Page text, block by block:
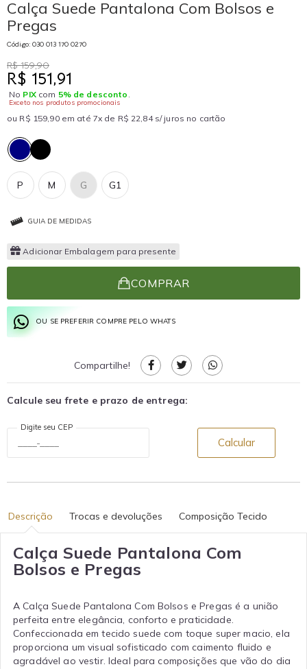
Calça Suede Pantalona Com Bolsos e
Pregas
Código: 030 013 170 0270
R$ 159,90
R$ 151,91
No PIXcom 5% de desconto .
Exceto nos produtos promocionais
ou R$ 159,90 em até 7x de R$ 22,84 s/ juros no cartão
G1
G
P M
GUIA DE MEDIDAS
Adicionar Embalagem para presente
COMPRAR
OU SE PREFERIR COMPRE PELO WHATS
Compartilhe!
Calcule seu frete e prazo de entrega:
Digite seu CEP
Calcular
Descrição Trocas e devoluções Composição Tecido
Calça Suede Pantalona Com
Bolsos e Pregas
A Calça Suede Pantalona Com Bolsos e Pregas é a união
perfeita entre elegância, conforto e praticidade.
Confeccionada em tecido suede com toque super macio, ela
proporciona um visual sofisticado com caimento fluido e
agradável ao vestir. Ideal para composições que vão do dia